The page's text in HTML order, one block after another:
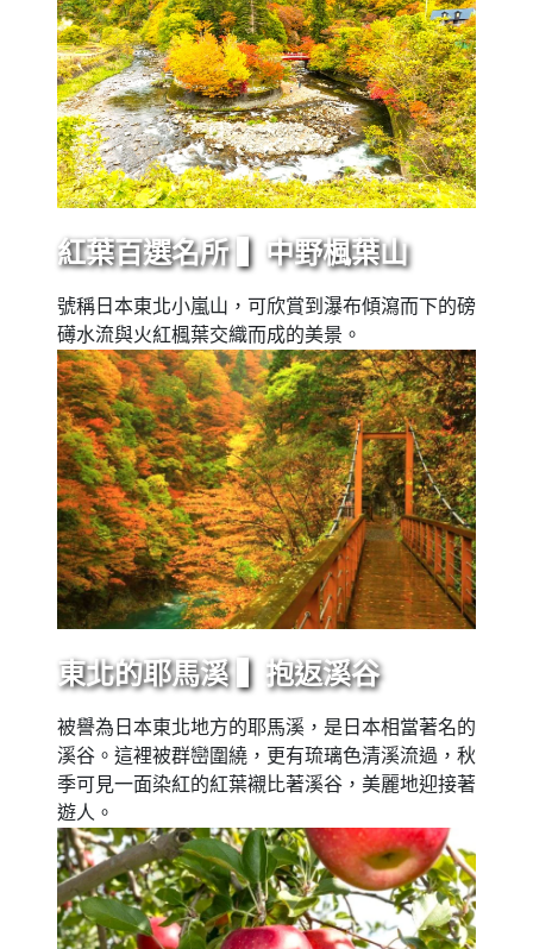
紅葉百選名所 ▍中野楓葉山
號稱日本東北小嵐山，可欣賞到瀑布傾瀉而下的磅
礡水流與火紅楓葉交織而成的美景。
東北的耶馬溪 ▍抱返溪谷
被譽為日本東北地方的耶馬溪，是日本相當著名的
溪谷。這裡被群巒圍繞，更有琉璃色清溪流過，秋
季可見一面染紅的紅葉襯比著溪谷，美麗地迎接著
遊人。